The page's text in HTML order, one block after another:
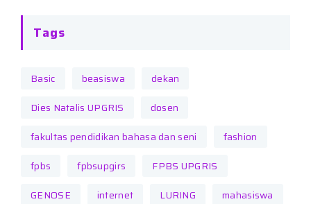
Tags
Basic beasiswa
dekan
Dies Natalis UPGRIS
dosen
fakultas pendidikan bahasa dan seni
fashion
fpbs
fpbsupgirs
FPBS UPGRIS
GENOSE
internet LURING
mahasiswa